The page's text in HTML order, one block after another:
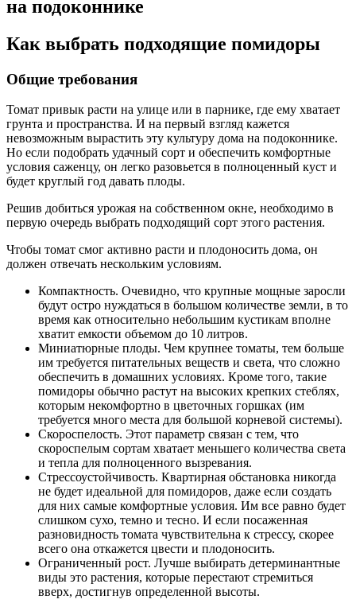
на подоконнике
Как выбрать подходящие помидоры
Общие требования
Томат привык расти на улице или в парнике, где ему хватает
грунта и пространства. И на первый взгляд кажется
невозможным вырастить эту культуру дома на подоконнике.
Но если подобрать удачный сорт и обеспечить комфортные
условия саженцу, он легко разовьется в полноценный куст и
будет круглый год давать плоды.
Решив добиться урожая на собственном окне, необходимо в
первую очередь выбрать подходящий сорт этого растения.
Чтобы томат смог активно расти и плодоносить дома, он
должен отвечать нескольким условиям.
Компактность. Очевидно, что крупные мощные заросли
будут остро нуждаться в большом количестве земли, в то
время как относительно небольшим кустикам вполне
хватит емкости объемом до 10 литров.
Миниатюрные плоды. Чем крупнее томаты, тем больше
им требуется питательных веществ и света, что сложно
обеспечить в домашних условиях. Кроме того, такие
помидоры обычно растут на высоких крепких стеблях,
которым некомфортно в цветочных горшках (им
требуется много места для большой корневой системы).
Скороспелость. Этот параметр связан с тем, что
скороспелым сортам хватает меньшего количества света
и тепла для полноценного вызревания.
Стрессоустойчивость. Квартирная обстановка никогда
не будет идеальной для помидоров, даже если создать
для них самые комфортные условия. Им все равно будет
слишком сухо, темно и тесно. И если посаженная
разновидность томата чувствительна к стрессу, скорее
всего она откажется цвести и плодоносить.
Ограниченный рост. Лучше выбирать детерминантные
виды это растения, которые перестают стремиться
вверх, достигнув определенной высоты.